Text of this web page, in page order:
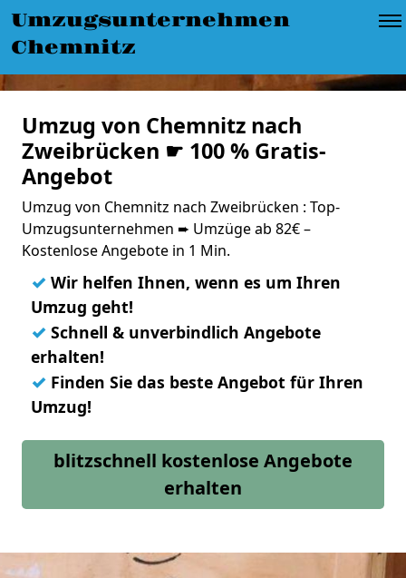
Umzugsunternehmen
Chemnitz
Umzug von Chemnitz nach
Zweibrücken ☛ 100 % Gratis-
Angebot
Umzug von Chemnitz nach Zweibrücken : Top-
Umzugsunternehmen ➨ Umzüge ab 82€ –
Kostenlose Angebote in 1 Min.
✓ Wir helfen Ihnen, wenn es um Ihren
Umzug geht!
✓ Schnell & unverbindlich Angebote
erhalten!
✓ Finden Sie das beste Angebot für Ihren
Umzug!
blitzschnell kostenlose Angebote
erhalten